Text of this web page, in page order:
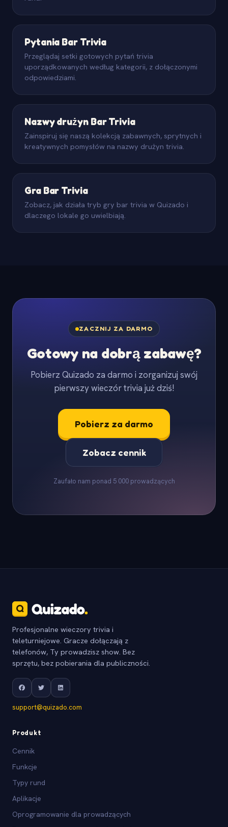
Pytania Bar Trivia
Przeglądaj setki gotowych pytań trivia
uporządkowanych według kategorii, z dołączonymi
odpowiedziami.
Nazwy drużyn Bar Trivia
Zainspiruj się naszą kolekcją zabawnych, sprytnych i
kreatywnych pomysłów na nazwy drużyn trivia.
Gra Bar Trivia
Zobacz, jak działa tryb gry bar trivia w Quizado i
dlaczego lokale go uwielbiają.
ZACZNIJ ZA DARMO
Gotowy na dobrą zabawę?
Pobierz Quizado za darmo i zorganizuj swój
pierwszy wieczór trivia już dziś!
Pobierz za darmo
Zobacz cennik
Zaufało nam ponad 5 000 prowadzących
Profesjonalne wieczory trivia i
teleturniejowe. Gracze dołączają z
telefonów, Ty prowadzisz show. Bez
sprzętu, bez pobierania dla publiczności.
support@quizado.com
Produkt
Cennik
Funkcje
Typy rund
Aplikacje
Oprogramowanie dla prowadzących